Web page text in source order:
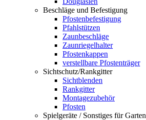
Beschläge und Befestigung
Pfostenbefestigung
Pfahlstützen
Zaunbeschläge
Zaunriegelhalter
Pfostenkappen
verstellbare Pfostenträger
Sichtschutz/Rankgitter
Sichtblenden
Rankgitter
Montagezubehör
Pfosten
Spielgeräte / Sonstiges für Garten